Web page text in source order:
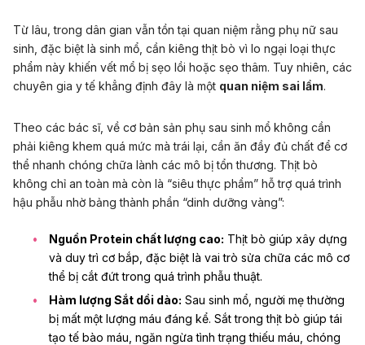
Từ lâu, trong dân gian vẫn tồn tại quan niệm rằng phụ nữ sau
sinh, đặc biệt là sinh mổ , cần kiêng thịt bò vì lo ngại loại thực
phẩm này khiến vết mổ bị sẹo lồi hoặc sẹo thâm. Tuy nhiên, các
chuyên gia y tế khẳng định đây là một quan niệm sai lầm.
Theo các bác sĩ, về cơ bản sản phụ sau sinh mổ không cần
phải kiêng khem quá mức mà trái lại, cần ăn đầy đủ chất để cơ
thể nhanh chóng chữa lành các mô bị tổn thương. Thịt bò
không chỉ an toàn mà còn là “siêu thực phẩm” hỗ trợ quá trình
hậu phẫu nhờ bảng thành phần “dinh dưỡng vàng”:
Nguồn Protein chất lượng cao: Thịt bò giúp xây dựng
và duy trì cơ bắp, đặc biệt là vai trò sửa chữa các mô cơ
thể bị cắt đứt trong quá trình phẫu thuật.
Hàm lượng Sắt dồi dào: Sau sinh mổ, người mẹ thường
bị mất một lượng máu đáng kể. Sắt trong thịt bò giúp tái
tạo tế bào máu, ngăn ngừa tình trạngthiếu máu , chóng